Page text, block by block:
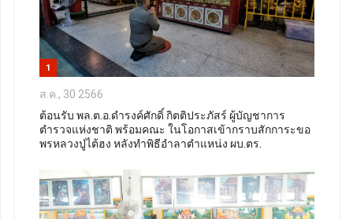
1
ส.ค., 30 2566
ต้อนรับ พล.ต.อ.ดำรงค์ศักดิ์ กิตติประภัสร์ ผู้บัญชาการ
ตำรวจแห่งชาติ พร้อมคณะ ในโอกาสเข้ากราบสักการะขอ
พรหลวงปู่ไต้ฮง หลังทำพิธีอำลาตำแหน่ง ผบ.ตร.